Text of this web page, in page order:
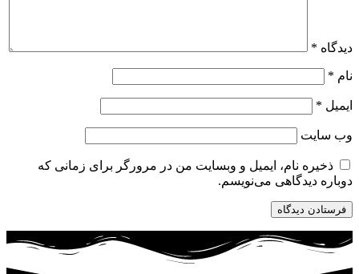
دیدگاه *
نام *
ایمیل *
وب‌ سایت
ذخیره نام، ایمیل و وبسایت من در مرورگر برای زمانی که
دوباره دیدگاهی می‌نویسم.